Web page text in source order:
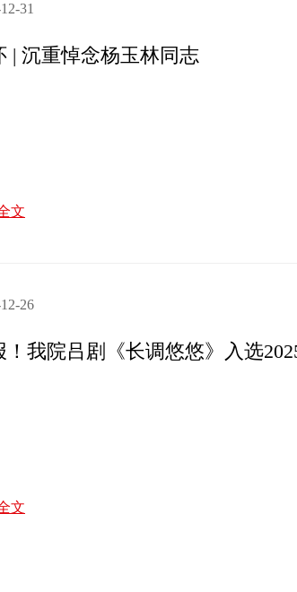
31
| 沉重悼念杨玉林同志
文
26
！我院吕剧《长调悠悠》入选
文